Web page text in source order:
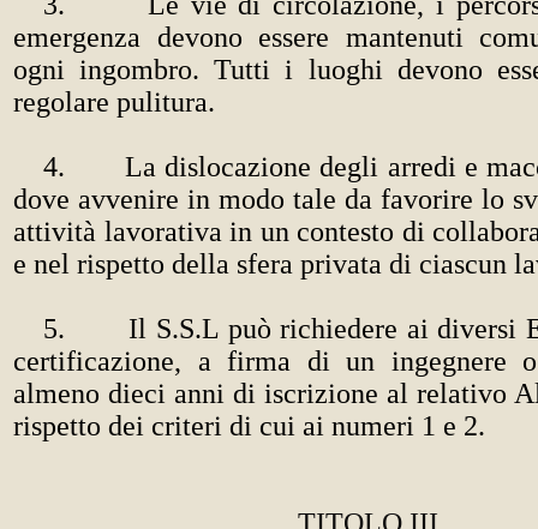
emergenza devono essere mantenuti
ogni ingombro. Tutti i luoghi devono
regolare pulitura.
4. La dislocazione degli arredi e
dove avvenire in modo tale da favorire lo
attività lavorativa in un contesto di
e nel rispetto della sfera privata di ciascun
5. Il S.S.L può richiedere ai diversi
certificazione, a firma di un ingegnere
almeno dieci anni di iscrizione al relativo
rispetto dei criteri di cui ai numeri 1 e 2.
TITOLO III